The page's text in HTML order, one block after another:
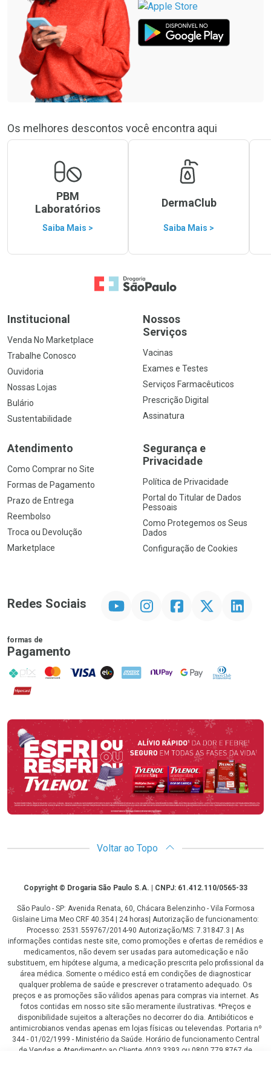
Os melhores descontos você encontra aqui
PBM
Laboratórios
Saiba Mais >
DermaClub
Saiba Mais >
Ir para a Home
Institucional
Venda No Marketplace
Trabalhe Conosco
Ouvidoria
Nossas Lojas
Bulário
Sustentabilidade
Nossos
Serviços
Vacinas
Exames e Testes
Serviços Farmacêuticos
Prescrição Digital
Assinatura
Atendimento
Como Comprar no Site
Formas de Pagamento
Prazo de Entrega
Reembolso
Troca ou Devolução
Marketplace
Segurança e
Privacidade
Política de Privacidade
Portal do Titular de Dados
Pessoais
Como Protegemos os Seus
Dados
Configuração de Cookies
Redes Sociais InstagramFacebookTwitter Linkedin
formas de
Pagamento
PIX MasterCard
VISA ELO AMEX NuPay Google PayDiners Club
Hipercard
Promoção em Destaque
Voltar ao Topo
CopyrightCopyright © Drogaria São Paulo S.A. | CNPJ: 61.412.110/0565-33
São Paulo - SP: Avenida Renata, 60, Chácara Belenzinho - Vila Formosa
Gislaine Lima Meo CRF 40.354 | 24 horas| Autorização de funcionamento:
Processo: 2531.559767/2014-90 Autorização/MS: 7.31847.3 | As
informações contidas neste site, como promoções e ofertas de remédios e
medicamentos, não devem ser usadas para automedicação e não
substituem, em hipótese alguma, a medicação prescrita pelo profissional da
área médica. Somente o médico está em condições de diagnosticar
qualquer problema de saúde e prescrever o tratamento adequado. Os
preços e as promoções são válidos apenas para compras via internet. As
fotos contidas em nosso site são meramente ilustrativas. *Preços e
disponibilidade sujeitos a alterações no decorrer do dia. Antibióticos e
antimicrobianos vendas apenas em lojas físicas ou televendas. Portaria nº
344 - 01/02/1999 - Ministério da Saúde. Horário de funcionamento Central
de Vendas e Atendimento ao Cliente 4003 3393 ou 0800 779 8767 de